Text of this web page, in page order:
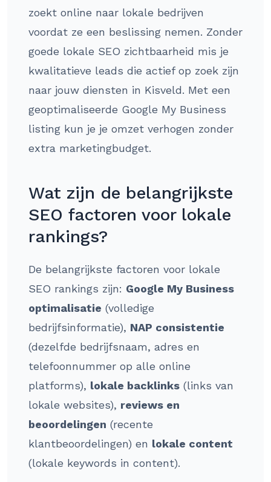
zoekt online naar lokale bedrijven
voordat ze een beslissing nemen. Zonder
goede lokale SEO zichtbaarheid mis je
kwalitatieve leads die actief op zoek zijn
naar jouw diensten in Kisveld. Met een
geoptimaliseerde Google My Business
listing kun je je omzet verhogen zonder
extra marketingbudget.
Wat zijn de belangrijkste
SEO factoren voor lokale
rankings?
De belangrijkste factoren voor lokale
SEO rankings zijn: Google My Business
optimalisatie (volledige
bedrijfsinformatie), NAP consistentie
(dezelfde bedrijfsnaam, adres en
telefoonnummer op alle online
platforms), lokale backlinks (links van
lokale websites), reviews en
beoordelingen (recente
klantbeoordelingen) en lokale content
(lokale keywords in content).